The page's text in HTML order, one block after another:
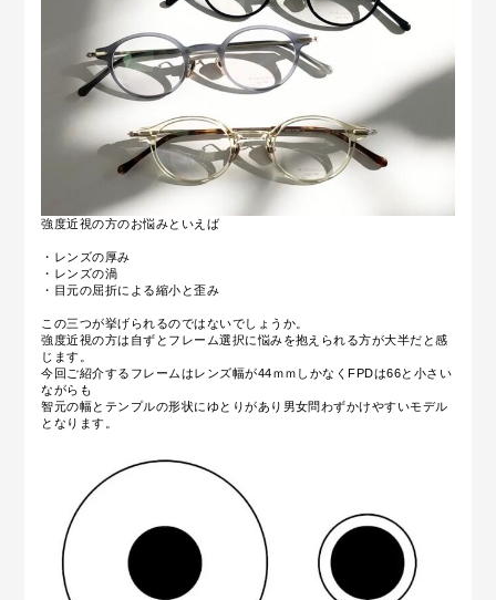
強度近視の方のお悩みといえば
・レンズの厚み
・レンズの渦
・目元の屈折による縮小と歪み
この三つが挙げられるのではないでしょうか。
強度近視の方は自ずとフレーム選択に悩みを抱えられる方が大半だと感
じます。
今回ご紹介するフレームはレンズ幅が44ｍｍしかなくFPDは66と小さい
ながらも
智元の幅とテンプルの形状にゆとりがあり男女問わずかけやすいモデル
となります。